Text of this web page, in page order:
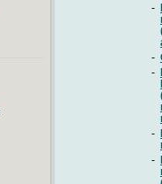
-
-
-
-
-